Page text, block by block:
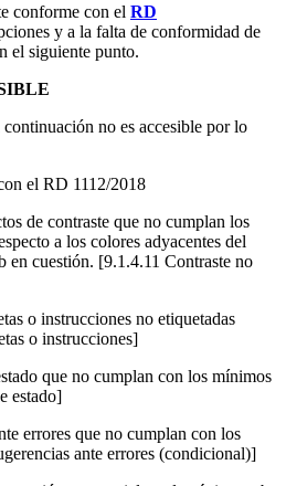
conforme con el RD
y a la falta de conformidad de
el siguiente punto.
no es accesible por lo
el RD 1112/2018
de contraste que no cumplan los
a los colores adyacentes del
en cuestión. [9.1.4.11 Contraste no
o instrucciones no etiquetadas
o instrucciones]
que no cumplan con los mínimos
estado]
errores que no cumplan con los
ante errores (condicional)]